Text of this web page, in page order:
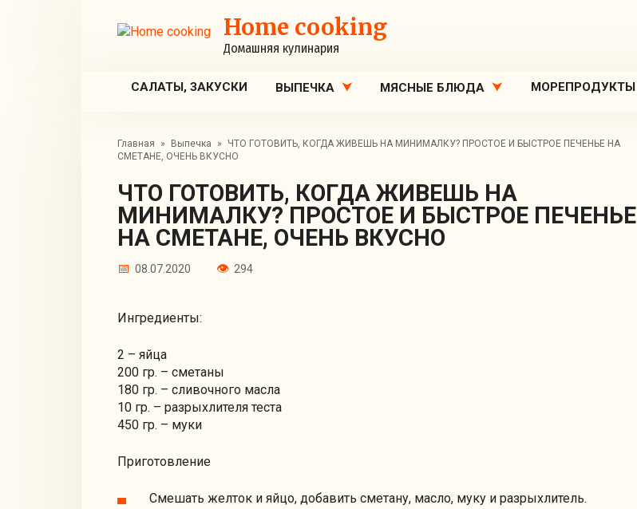
Home cooking
Домашняя кулинария
САЛАТЫ, ЗАКУСКИ ВЫПЕЧКА МЯСНЫЕ БЛЮДА МОРЕПРОДУКТЫ
Главная » Выпечка »
ЧТО ГОТОВИТЬ, КОГДА ЖИВЕШЬ НА МИНИМАЛКУ? ПРОСТОЕ И БЫСТРОЕ ПЕЧЕНЬЕ НА
СМЕТАНЕ, ОЧЕНЬ ВКУСНО
ЧТО ГОТОВИТЬ, КОГДА ЖИВЕШЬ НА
МИНИМАЛКУ? ПРОСТОЕ И БЫСТРОЕ ПЕЧЕНЬЕ
НА СМЕТАНЕ, ОЧЕНЬ ВКУСНО
08.07.2020 294
Ингредиенты:
2 – яйца
200 гр. – сметаны
180 гр. – сливочного масла
10 гр. – разрыхлителя теста
450 гр. – муки
Приготовление
Смешать желток и яйцо, добавить сметану, масло, муку и разрыхлитель.